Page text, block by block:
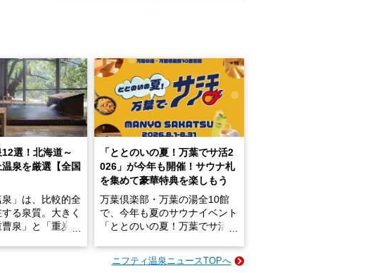
選！北海道～
泉を厳選【全国
泉」は、比較的全
る泉質。大きく
泉」と「重炭酸
「ととのいの夏！万葉でサ活2
026」が今年も開催！サウナ札
を集めて豪華特典を楽しもう
万葉倶楽部・万葉の湯全10館
で、今年も夏のサウナイベント
「ととのいの夏！万葉でサ活2
2026年8月1日（土）～8月31
ニフティ温泉ニュースTOPへ